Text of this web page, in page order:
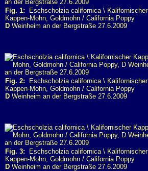
Fig. 1: Eschscholzia californica \ Kalifornischer
Kappen-Mohn, Goldmohn / California Poppy
D Weinheim an der Bergstraße 27.6.2009
Fig. 2: Eschscholzia californica \ Kalifornischer
Kappen-Mohn, Goldmohn / California Poppy
D Weinheim an der Bergstraße 27.6.2009
Fig. 3: Eschscholzia californica \ Kalifornischer
Kappen-Mohn, Goldmohn / California Poppy
D Weinheim an der Bergstraße 27.6.2009